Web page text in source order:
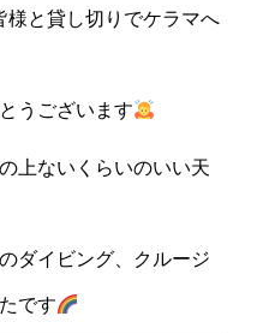
様と貸し切りでケラマへ
うございます
上ないくらいのいい天
ダイビング、クルージ
です